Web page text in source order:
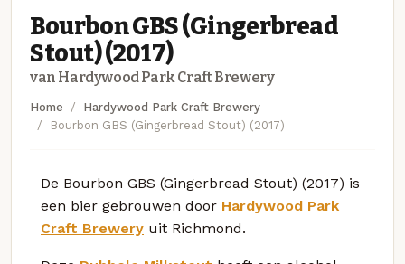
Bourbon GBS (Gingerbread
Stout) (2017)
van Hardywood Park Craft Brewery
Home
Hardywood Park Craft Brewery
Bourbon GBS (Gingerbread Stout) (2017)
De Bourbon GBS (Gingerbread Stout) (2017) is
een bier gebrouwen door Hardywood Park
Craft Brewery uit Richmond.